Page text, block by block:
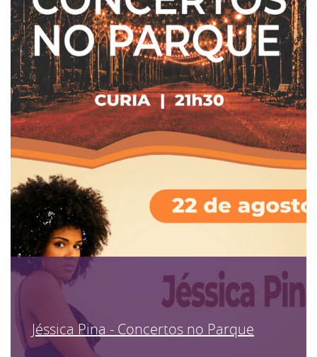
Jéssica Pina - Concertos no Parque